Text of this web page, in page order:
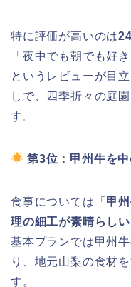
特に評価が高いのは
「夜中でも朝でも好
というレビューが目
しで、四季折々の庭
す。
第3位：甲州牛を
食事については「 甲
理の細工が素晴らしい
基本プランでは甲州
り、地元山梨の食材
す。